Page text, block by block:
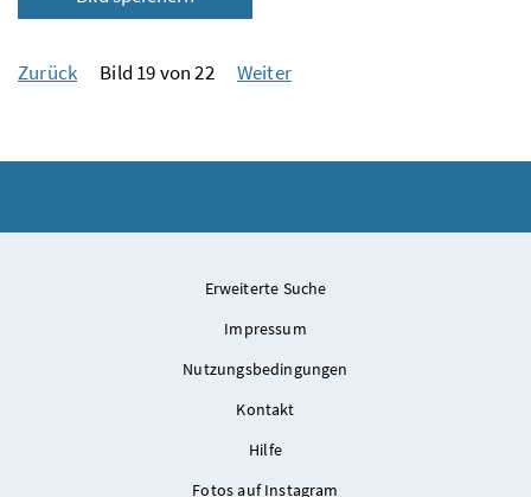
Zurück Bild 19 von 22 Weiter
Erweiterte Suche
Impressum
Nutzungsbedingungen
Kontakt
Hilfe
Fotos auf Instagram